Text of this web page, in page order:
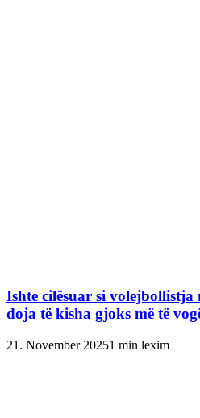
Ishte cilësuar si volejbollistja
doja të kisha gjoks më të
21. November 20251 min lexim